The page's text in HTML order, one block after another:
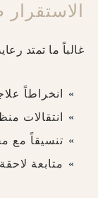
غالباً ما تمتد
انخراطاً
انتقالات
تنسيقاً مع
متابعة